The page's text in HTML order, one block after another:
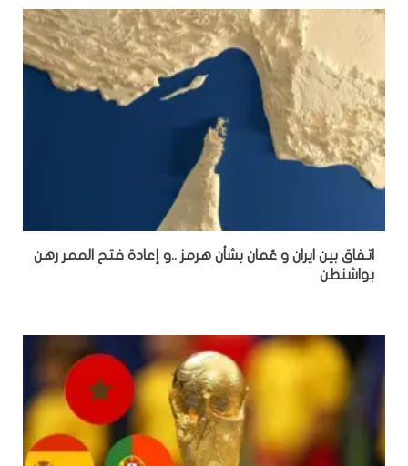
اتفاق بين ايران و عُمان بشأن هرمز ..و إعادة فتح الممر رهن
بواشنطن